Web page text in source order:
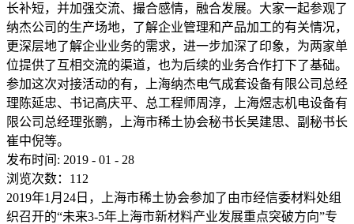
长补短，并加强交流、撮合感情，融合发展。大家一起参观了
纳杰公司的生产场地，了解企业管理和产品加工的有关情况，
更深层地了解企业业务的需求，进一步加深了印象，为两家单
位提供了互相交流的渠道，也为后续的业务合作打下了基础。
参加这次对接活动的有，上海纳杰电气成套设备有限公司总经
理陈延忠、书记高庆平、总工程师周淳，上海煜志机电设备有
限公司总经理张鹏，上海市稀土协会秘书长吴建思、副秘书长
崔中倪等。
发布时间: 2019 - 01 - 28
浏览次数： 112
2019年1月24日，上海市稀土协会参加了由市经信委材料处组
织召开的“未来3-5年上海市新材料产业发展重点突破方向”专